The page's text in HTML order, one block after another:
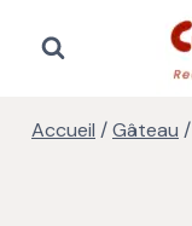
Accueil /Gâteau /